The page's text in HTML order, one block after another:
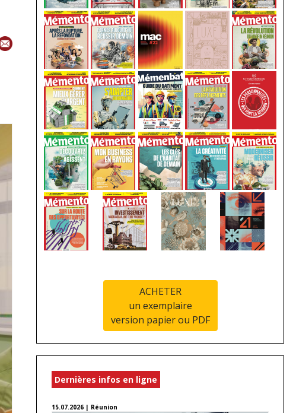
ACHETER
un exemplaire
version papier ou PDF
Dernières infos en ligne
15.07.2026 | Réunion